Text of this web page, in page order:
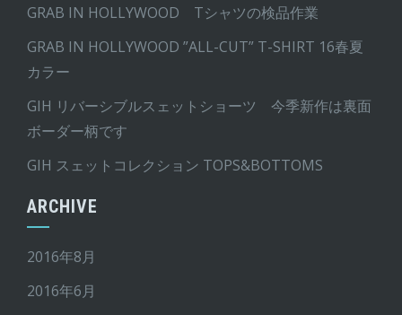
GRAB IN HOLLYWOOD Tシャツの検品作業
GRAB IN HOLLYWOOD ”ALL-CUT” T-SHIRT 16春夏
カラー
GIH リバーシブルスェットショーツ 今季新作は裏面
ボーダー柄です
GIH スェットコレクション TOPS&BOTTOMS
ARCHIVE
2016年8月
2016年6月